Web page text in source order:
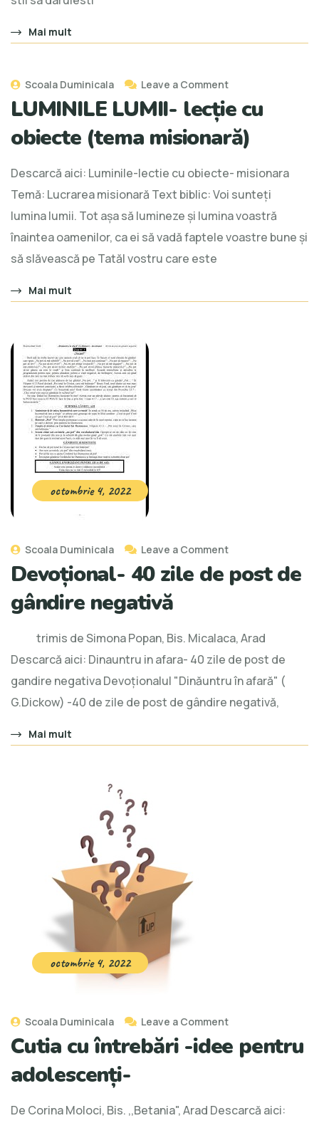
Mai mult
Scoala Duminicala Leave a Comment
LUMINILE LUMII- lecție cu
obiecte (tema misionară)
Descarcă aici: Luminile-lectie cu obiecte- misionara
Temă: Lucrarea misionară Text biblic: Voi sunteţi
lumina lumii. Tot aşa să lumineze şi lumina voastră
înaintea oamenilor, ca ei să vadă faptele voastre bune şi
să slăvească pe Tatăl vostru care este
Mai mult
octombrie 4, 2022
Scoala Duminicala Leave a Comment
Devoțional- 40 zile de post de
gândire negativă
trimis de Simona Popan, Bis. Micalaca, Arad
Descarcă aici: Dinauntru in afara- 40 zile de post de
gandire negativa Devoționalul "Dinăuntru în afară" (
G.Dickow) -40 de zile de post de gândire negativă,
Mai mult
octombrie 4, 2022
Scoala Duminicala Leave a Comment
Cutia cu întrebări -idee pentru
adolescenți-
De Corina Moloci, Bis. ,,Betania", Arad Descarcă aici: